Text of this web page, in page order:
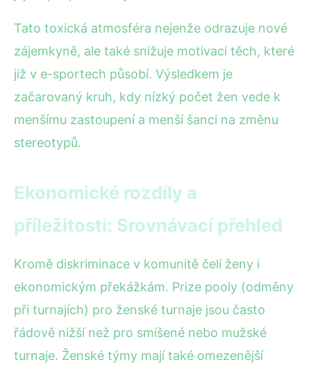
Tato toxická atmosféra nejenže odrazuje nové
zájemkyně, ale také snižuje motivaci těch, které
již v e-sportech působí. Výsledkem je
začarovaný kruh, kdy nízký počet žen vede k
menšímu zastoupení a menší šanci na změnu
stereotypů.
Ekonomické rozdíly a
příležitosti: Srovnávací přehled
Kromě diskriminace v komunitě čelí ženy i
ekonomickým překážkám. Prize pooly (odměny
při turnajích) pro ženské turnaje jsou často
řádově nižší než pro smíšené nebo mužské
turnaje. Ženské týmy mají také omezenější